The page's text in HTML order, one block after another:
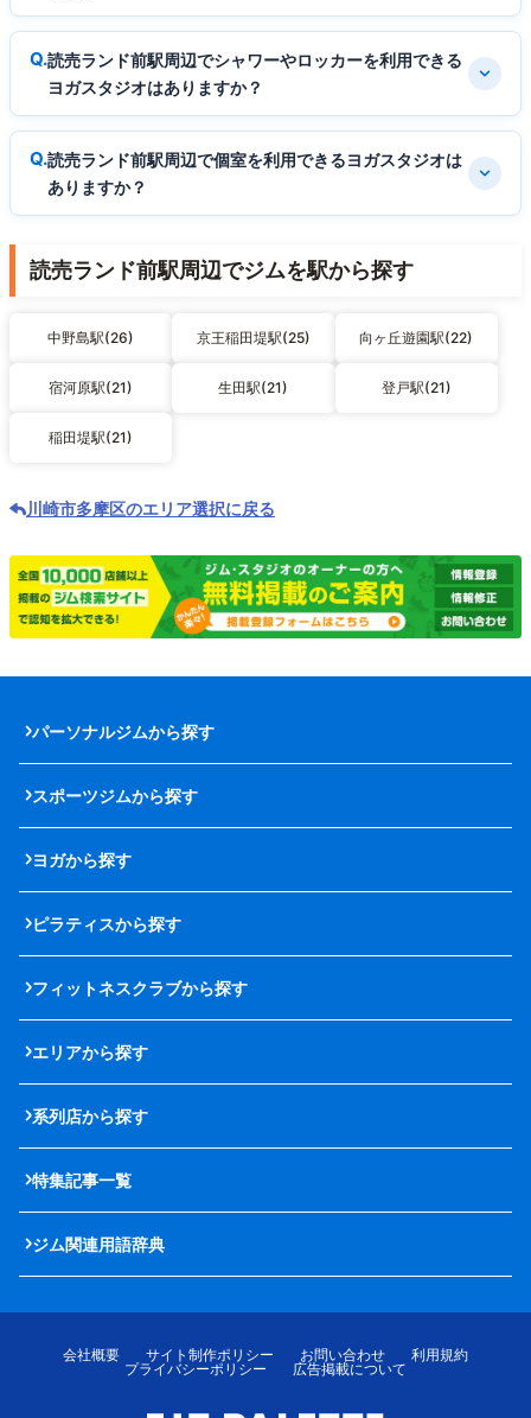
読売ランド前駅周辺でシャワーやロッカーを利用できる
ヨガスタジオはありますか？
読売ランド前駅周辺で個室を利用できるヨガスタジオは
ありますか？
読売ランド前駅周辺でジムを駅から探す
中野島駅(26) 京王稲田堤駅(25) 向ヶ丘遊園駅(22)
宿河原駅(21) 生田駅(21) 登戸駅(21)
稲田堤駅(21)
川崎市多摩区のエリア選択に戻る
パーソナルジムから探す
スポーツジムから探す
ヨガから探す
ピラティスから探す
フィットネスクラブから探す
エリアから探す
系列店から探す
特集記事一覧
ジム関連用語辞典
会社概要 サイト制作ポリシー お問い合わせ
利用規約
プライバシーポリシー
広告掲載について